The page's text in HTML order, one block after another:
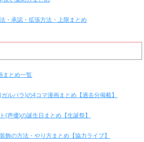
・承認・拡張方法・上限まとめ
まとめ一覧
ルパラ)の4コマ漫画まとめ【過去分掲載】
(声優)の誕生日まとめ【生誕祭】
飾の方法・やり方まとめ【協力ライブ】